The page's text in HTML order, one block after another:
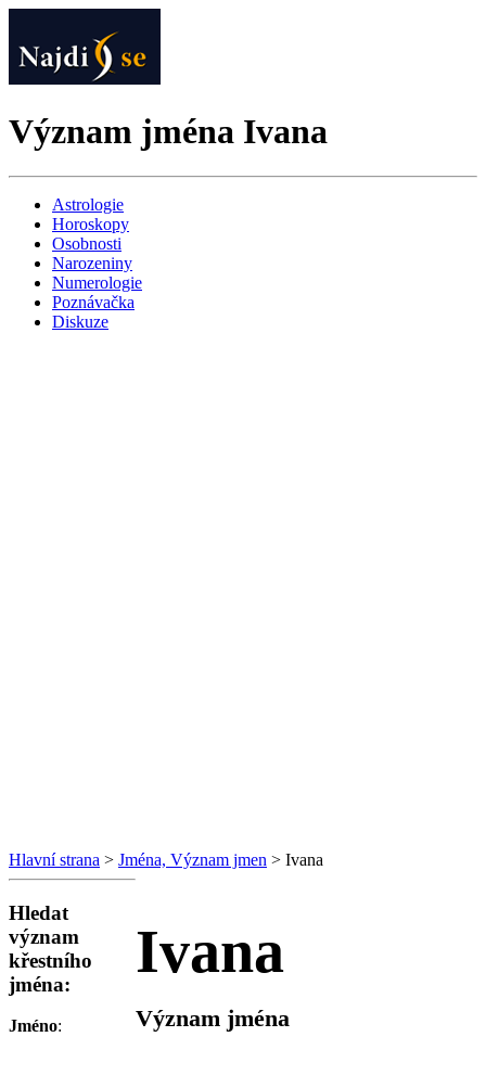
Význam jména Ivana
Astrologie
Horoskopy
Osobnosti
Narozeniny
Numerologie
Poznávačka
Diskuze
Hlavní strana > Jména, Význam jmen > Ivana
Ivana
Význam jména
Hledat
význam
křestního
jména:
Jméno: